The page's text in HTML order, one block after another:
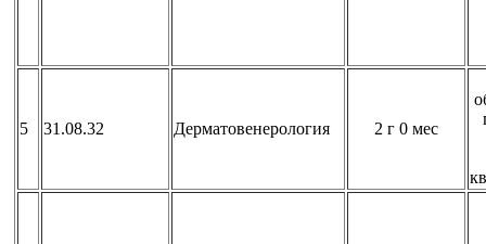
5 31.08.32 Дерматовенерология 2 г 0 мес